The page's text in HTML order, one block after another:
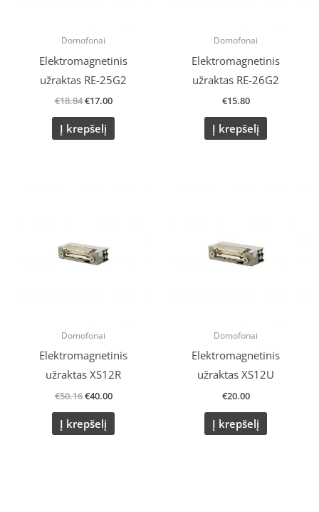
Domofonai
Elektromagnetinis
užraktas RE-25G2
€18.84€17.00
Į krepšelį
Domofonai
Elektromagnetinis
užraktas RE-26G2
€15.80
Į krepšelį
Domofonai
Elektromagnetinis
užraktas XS12R
€50.16€40.00
Į krepšelį
Domofonai
Elektromagnetinis
užraktas XS12U
€20.00
Į krepšelį